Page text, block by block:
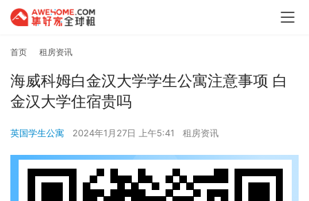
首页 租房资讯
海威科姆白金汉大学学生公寓注意事项 白
金汉大学住宿贵吗
英国学生公寓 2024年1月27日 上午5:41 租房资讯